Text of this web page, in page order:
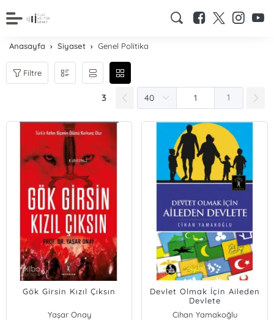
Anasayfa Siyaset Genel Politika
Filtre
3 1
Gök Girsin Kızıl Çıksın
Yaşar Onay
Devlet Olmak İçin Aileden
Devlete
Cihan Yamakoğlu